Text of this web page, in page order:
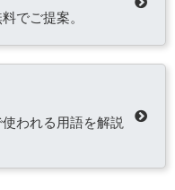
でご提案。
われる用語を解説